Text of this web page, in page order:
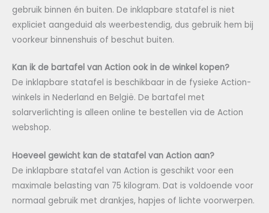
gebruik binnen én buiten. De inklapbare statafel is niet
expliciet aangeduid als weerbestendig, dus gebruik hem bij
voorkeur binnenshuis of beschut buiten.
Kan ik de bartafel van Action ook in de winkel kopen?
De inklapbare statafel is beschikbaar in de fysieke Action-
winkels in Nederland en België. De bartafel met
solarverlichting is alleen online te bestellen via de Action
webshop.
Hoeveel gewicht kan de statafel van Action aan?
De inklapbare statafel van Action is geschikt voor een
maximale belasting van 75 kilogram. Dat is voldoende voor
normaal gebruik met drankjes, hapjes of lichte voorwerpen.